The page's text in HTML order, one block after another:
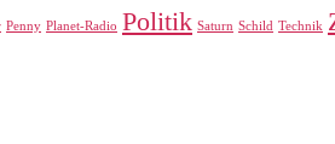
Penny Planet-Radio Politik Saturn Schild Technik